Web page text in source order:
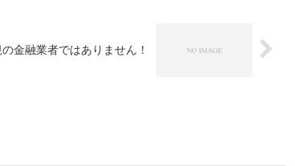
金融業者ではありません！